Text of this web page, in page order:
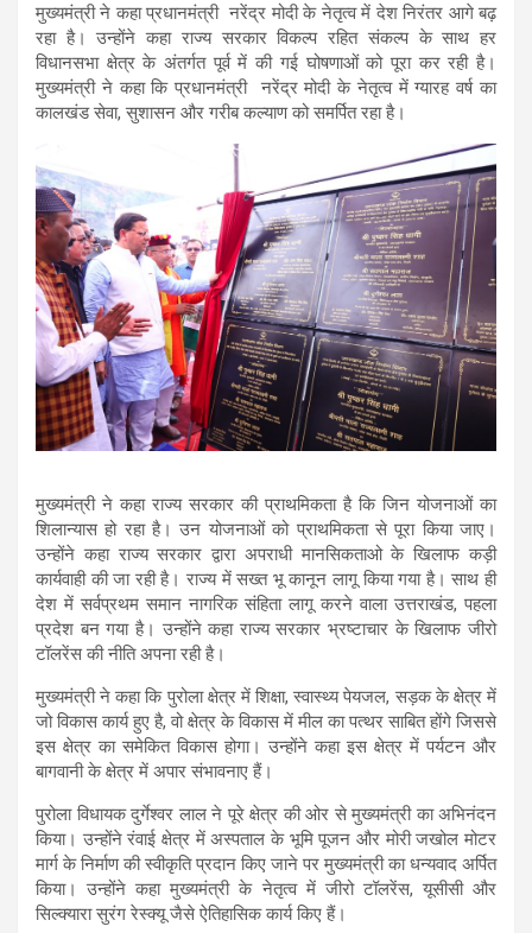
मुख्यमंत्री ने कहा प्रधानमंत्री नरेंद्र मोदी के नेतृत्व में देश निरंतर आगे बढ़
रहा है। उन्होंने कहा राज्य सरकार विकल्प रहित संकल्प के साथ हर
विधानसभा क्षेत्र के अंतर्गत पूर्व में की गई घोषणाओं को पूरा कर रही है।
मुख्यमंत्री ने कहा कि प्रधानमंत्री नरेंद्र मोदी के नेतृत्व में ग्यारह वर्ष का
कालखंड सेवा, सुशासन और गरीब कल्याण को समर्पित रहा है।
मुख्यमंत्री ने कहा राज्य सरकार की प्राथमिकता है कि जिन योजनाओं का
शिलान्यास हो रहा है। उन योजनाओं को प्राथमिकता से पूरा किया जाए।
उन्होंने कहा राज्य सरकार द्वारा अपराधी मानसिकताओ के खिलाफ कड़ी
कार्यवाही की जा रही है। राज्य में सख्त भू कानून लागू किया गया है। साथ ही
देश में सर्वप्रथम समान नागरिक संहिता लागू करने वाला उत्तराखंड, पहला
प्रदेश बन गया है। उन्होंने कहा राज्य सरकार भ्रष्टाचार के खिलाफ जीरो
टॉलरेंस की नीति अपना रही है।
मुख्यमंत्री ने कहा कि पुरोला क्षेत्र में शिक्षा, स्वास्थ्य पेयजल, सड़क के क्षेत्र में
जो विकास कार्य हुए है, वो क्षेत्र के विकास में मील का पत्थर साबित होंगे जिससे
इस क्षेत्र का समेकित विकास होगा। उन्होंने कहा इस क्षेत्र में पर्यटन और
बागवानी के क्षेत्र में अपार संभावनाए हैं।
पुरोला विधायक दुर्गेश्वर लाल ने पूरे क्षेत्र की ओर से मुख्यमंत्री का अभिनंदन
किया। उन्होंने रंवाई क्षेत्र में अस्पताल के भूमि पूजन और मोरी जखोल मोटर
मार्ग के निर्माण की स्वीकृति प्रदान किए जाने पर मुख्यमंत्री का धन्यवाद अर्पित
किया। उन्होंने कहा मुख्यमंत्री के नेतृत्व में जीरो टॉलरेंस, यूसीसी और
सिल्क्यारा सुरंग रेस्क्यू जैसे ऐतिहासिक कार्य किए हैं।